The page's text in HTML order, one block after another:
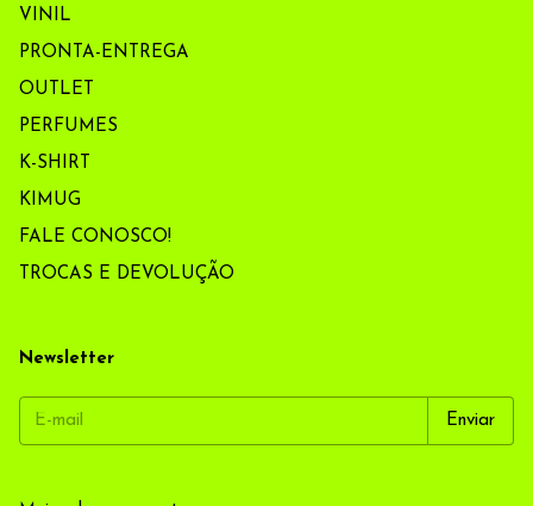
VINIL
PRONTA-ENTREGA
OUTLET
PERFUMES
K-SHIRT
KIMUG
FALE CONOSCO!
TROCAS E DEVOLUÇÃO
Newsletter